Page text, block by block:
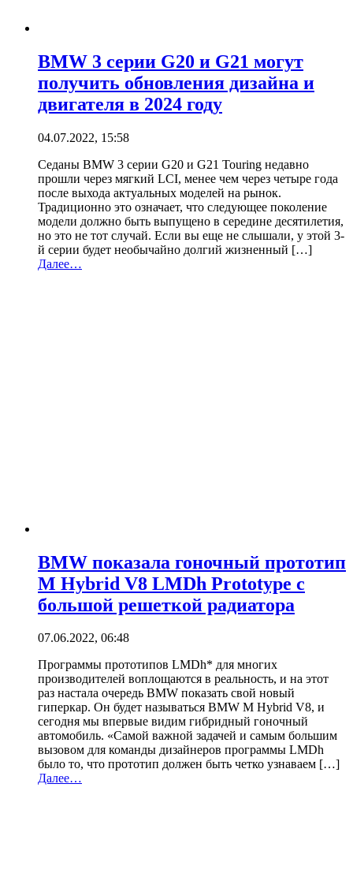
BMW 3 серии G20 и G21 могут
получить обновления дизайна и
двигателя в 2024 году
04.07.2022, 15:58
Седаны BMW 3 серии G20 и G21 Touring недавно
прошли через мягкий LCI, менее чем через четыре года
после выхода актуальных моделей на рынок.
Традиционно это означает, что следующее поколение
модели должно быть выпущено в середине десятилетия,
но это не тот случай. Если вы еще не слышали, у этой 3-
й серии будет необычайно долгий жизненный […]
Далее…
BMW показала гоночный прототип
M Hybrid V8 LMDh Prototype с
большой решеткой радиатора
07.06.2022, 06:48
Программы прототипов LMDh* для многих
производителей воплощаются в реальность, и на этот
раз настала очередь BMW показать свой новый
гиперкар. Он будет называться BMW M Hybrid V8, и
сегодня мы впервые видим гибридный гоночный
автомобиль. «Самой важной задачей и самым большим
вызовом для команды дизайнеров программы LMDh
было то, что прототип должен быть четко узнаваем […]
Далее…